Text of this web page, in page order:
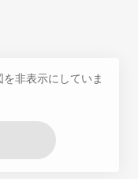
非表示にしていま